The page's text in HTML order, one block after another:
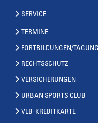
SERVICE
TERMINE
FORTBILDUNGEN/
RECHTSSCHUTZ
VERSICHERUNGEN
URBAN SPORTS CLUB
VLB-KREDITKARTE